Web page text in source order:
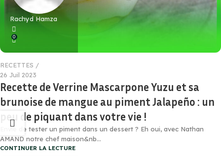
Rachyd Hamza
0
RECETTES
26 Juil 2023
Recette de Verrine Mascarpone Yuzu et sa
brunoise de mangue au piment Jalapeño : un
peu de piquant dans votre vie !
Envie de tester un piment dans un dessert ? Eh oui, avec Nathan
AMAND notre chef maison&nb...
CONTINUER LA LECTURE
Rachyd Hamza
0